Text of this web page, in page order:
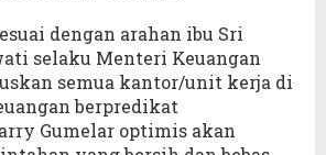
dengan arahan ibu Sri
selaku Menteri Keuangan
semua kantor/unit kerja di
berpredikat
Gumelar optimis akan